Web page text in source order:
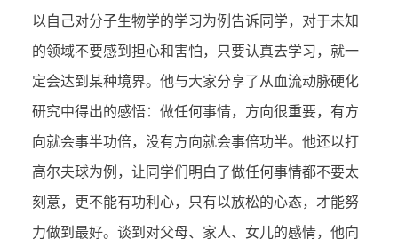
以自己对分子生物学的学习为例告诉同学，对于未知
的领域不要感到担心和害怕，只要认真去学习，就一
定会达到某种境界。他与大家分享了从血流动脉硬化
研究中得出的感悟：做任何事情，方向很重要，有方
向就会事半功倍，没有方向就会事倍功半。他还以打
高尔夫球为例，让同学们明白了做任何事情都不要太
刻意，更不能有功利心，只有以放松的心态，才能努
力做到最好。谈到对父母、家人、女儿的感情，他向